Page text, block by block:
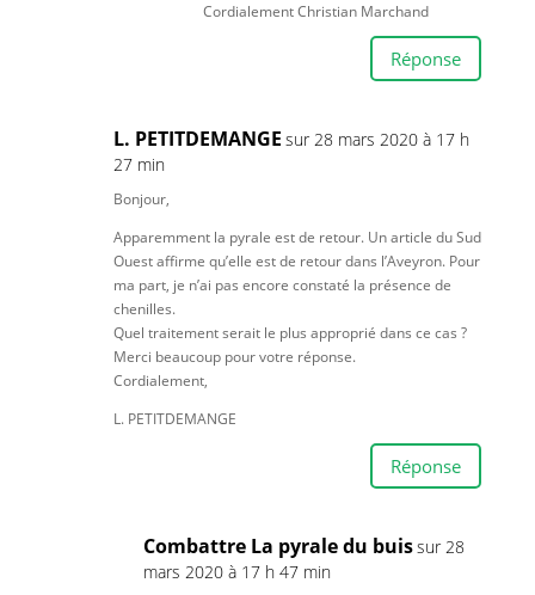
Cordialement Christian Marchand
Réponse
L. PETITDEMANGE sur 28 mars 2020 à 17 h
27 min
Bonjour,
Apparemment la pyrale est de retour. Un article du Sud
Ouest affirme qu’elle est de retour dans l’Aveyron. Pour
ma part, je n’ai pas encore constaté la présence de
chenilles.
Quel traitement serait le plus approprié dans ce cas ?
Merci beaucoup pour votre réponse.
Cordialement,
L. PETITDEMANGE
Réponse
Combattre La pyrale du buissur 28
mars 2020 à 17 h 47 min